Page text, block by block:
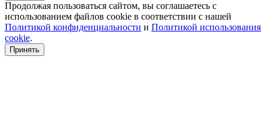
Продолжая пользоваться сайтом, вы соглашаетесь с
использованием файлов cookie в соответствии с нашей
Политикой конфиденциальности и Политикой использования
cookie.
Принять